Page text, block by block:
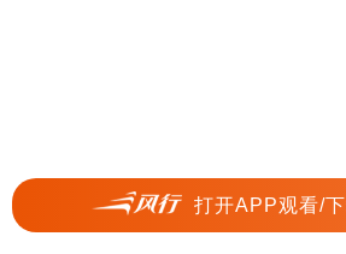
打开APP观看/